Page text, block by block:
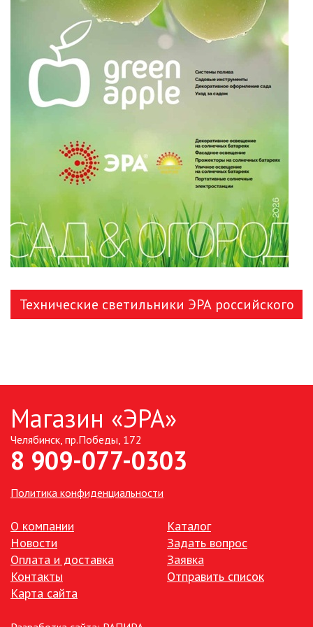
ЗАДАТЬ ВОПРОС
Технические светильники ЭРА российского
Магазин «ЭРА»
Челябинск, пр.Победы, 172
8 909-077-0303
Политика конфиденциальности
О компании
Новости
Оплата и доставка
Контакты
Карта сайта
Каталог
Задать вопрос
Заявка
Отправить список